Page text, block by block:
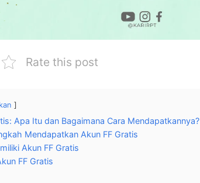
Rate this post
Apa Itu dan Bagaimana Cara Mendapatkannya?
Mendapatkan Akun FF Gratis
Akun FF Gratis
FF Gratis